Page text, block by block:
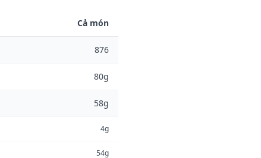
Cả món
876
80g
58g
4g
54g